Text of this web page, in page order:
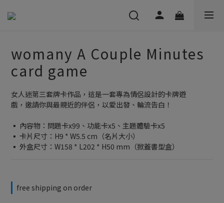
womany A Couple Minutes
card game
女人迷第三套牌卡作品，這是一套專為情侶設計的卡牌遊
戲，邀請你與最親近的伴侶，以愛出發、輪流告白！
▪︎ 內容物：問題卡x99、功能卡x5、主題體驗卡x5
▪︎ 卡片尺寸：H9 * W5.5 cm（名片大小）
▪︎ 外盒尺寸：W158 * L202 * H50 mm（掀蓋書型盒）
free shipping on order